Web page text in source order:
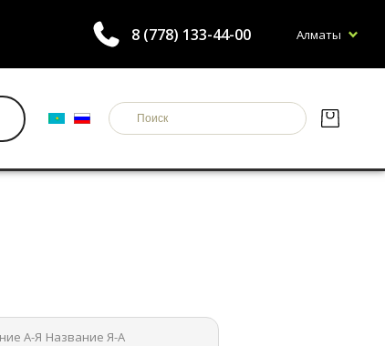
8 (778) 133-44-00 Алматы
А-Я Название Я-А